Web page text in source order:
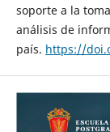
soporte a la
análisis de
país. https://